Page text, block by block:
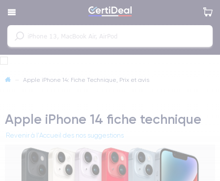
— Apple iPhone 14: Fiche Technique, Prix et avis
Apple iPhone 14 fiche technique
Revenir à l'Accueil des nos suggestions